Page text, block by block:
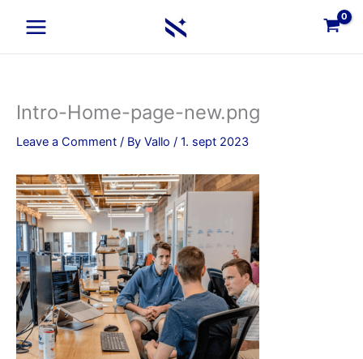
Intro-Home-page-new.png
Leave a Comment / By Vallo / 1. sept 2023